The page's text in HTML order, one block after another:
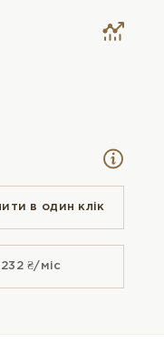
в один клiк
₴/міс